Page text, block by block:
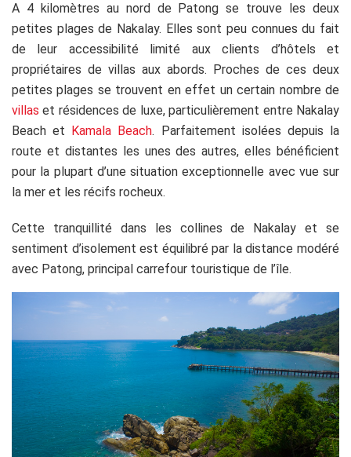
A 4 kilomètres au nord de Patong se trouve les deux
petites plages de Nakalay. Elles sont peu connues du fait
de leur accessibilité limité aux clients d’hôtels et
propriétaires de villas aux abords. Proches de ces deux
petites plages se trouvent en effet un certain nombre de
villaset résidences de luxe, particulièrement entre Nakalay
Beach et
Kamala Beach. Parfaitement isolées depuis la
route et distantes les unes des autres, elles bénéficient
pour la plupart d’une situation exceptionnelle avec vue sur
la mer et les récifs rocheux.
Cette tranquillité dans les collines de Nakalay et se
sentiment d’isolement est équilibré par la distance modéré
avec Patong, principal carrefour touristique de l’île.